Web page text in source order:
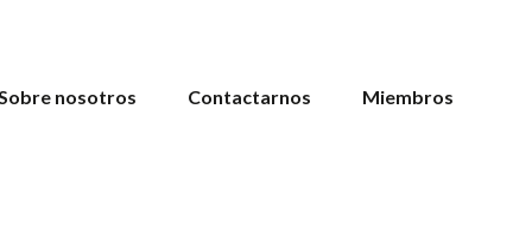
nosotros Contactarnos Miembros